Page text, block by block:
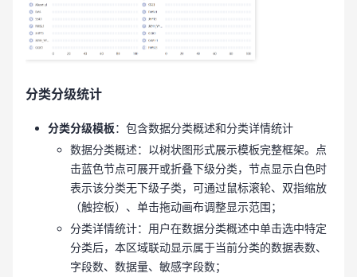
分类分级统计
分类分级模板：包含数据分类概述和分类详情统计
数据分类概述：以树状图形式展示模板完整框架。点
击蓝色节点可展开或折叠下级分类，节点显示白色时
表示该分类无下级子类，可通过鼠标滚轮、双指缩放
（触控板）、单击拖动画布调整显示范围；
分类详情统计：用户在数据分类概述中单击选中特定
分类后，本区域联动显示属于当前分类的数据表数、
字段数、数据量、敏感字段数；